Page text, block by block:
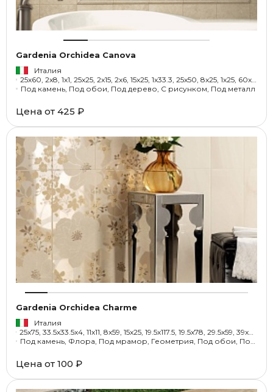
Gardenia Orchidea Canova
Италия
25x60, 2x8, 1x1, 25x25, 2x15, 2x6, 15x25, 1x33.3, 25x50, 8x25, 1x25, 60x100, 50x50, 6x25, 25.5x33.5, 0.5x60, 1x60, 100x100
Под камень, Под обои, Под дерево, С рисунком, Под металл
Цена от 425 ₽
Gardenia Orchidea Charme
Италия
25x75, 33.5x33.5x4, 11x11, 8x59, 15x25, 19.5x117.5, 19.5x78, 29.5x59, 39x78, 59x59, 59x117.2, 6.5x78, 6.5x59, 6.5x6.5, 78x78, 59x117.5, 1x33.3, 11x59, 33.5x78x4, 14.5x25, 1.3x6.5, 1.3x6.8, 4x25, 11.7x19.5, 59x117, 29.5x29.5, 25x25, 29.5x35.3, 2x15, 2x4, 1.3x1.3
Под камень, Флора, Под мрамор, Геометрия, Под обои, Под оникс, С рисунком
Цена от 100 ₽